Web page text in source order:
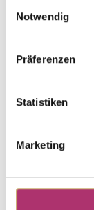
Notwendig
Präferenzen
Statistiken
Marketing
Weitere